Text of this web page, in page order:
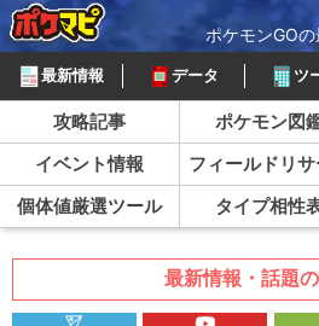
ポケモンGO
最新情報 データ ツ
攻略記事 ポケモン図
イベント情報
フィールドリ
個体値厳選ツール
タイプ相性
最新情報・話題